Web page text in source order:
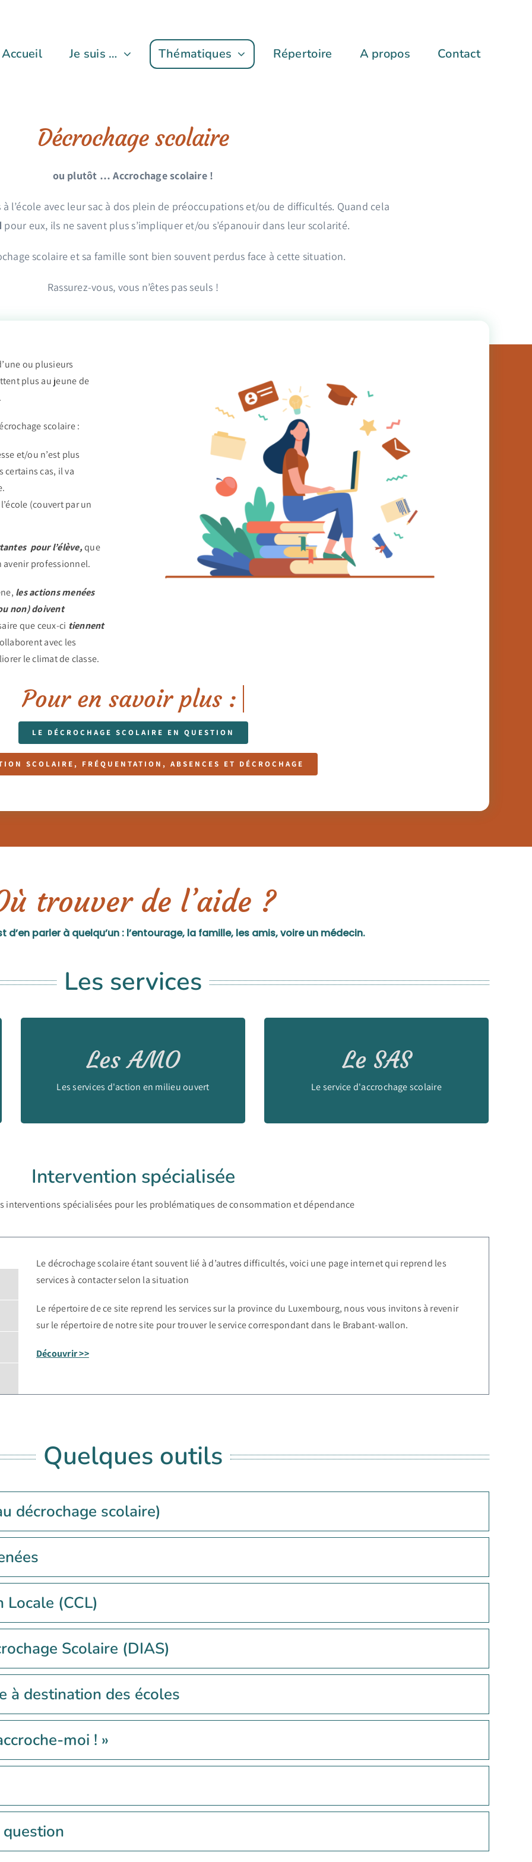
Accueil Je suis … Thématiques Répertoire A propos Contact
Décrochage scolaire
ou plutôt … Accrochage scolaire !
l’école avec leur sac à dos plein de préoccupations et/ou de difficultés. Quand cela
pour eux, ils ne savent plus s’impliquer et/ou s’épanouir dans leur scolarité.
scolaire et sa famille sont bien souvent perdus face à cette situation.
Rassurez-vous, vous n’êtes pas seuls !
ou plusieurs
plus au jeune de
scolaire :
et/ou n’est plus
certains cas, il va
(couvert par un
pour l’élève,que
avenir professionnel.
les actions menées
non) doivent
que ceux-ci tiennent
avec les
le climat de classe.
LE DÉCROCHAGE SCOLAIRE EN QUESTION
SCOLAIRE, FRÉQUENTATION, ABSENCES ET DÉCROCHAGE
trouver de l’aide ?
d’en parler à quelqu’un : l’entourage, la famille, les amis, voire un médecin.
Les services
Les AMO
Les services d'action en milieu ouvert
Découvrir les AMO du Brabant wallon Le SAS
Le service d'accrochage scolaire
Découvrir le SAS du Brabant wallon
Intervention spécialisée
interventions spécialisées pour les problématiques de consommation et dépendance
Le décrochage scolaire étant souvent lié à d’autres difficultés, voici une page internet qui reprend les
services à contacter selon la situation
Le répertoire de ce site reprend les services sur la province du Luxembourg, nous vous invitons à revenir
sur le répertoire de notre site pour trouver le service correspondant dans le Brabant-wallon.
Découvrir >>
Quelques outils
décrochage scolaire)
(CCL)
Scolaire (DIAS)
à destination des écoles
moi ! »